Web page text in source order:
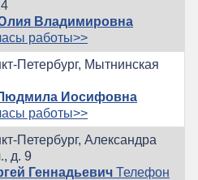
Владимировна
работы>>
Петербург, Мытнинская
Иосифовна
работы>>
Петербург, Александра
д. 9
Геннадьевич Телефон